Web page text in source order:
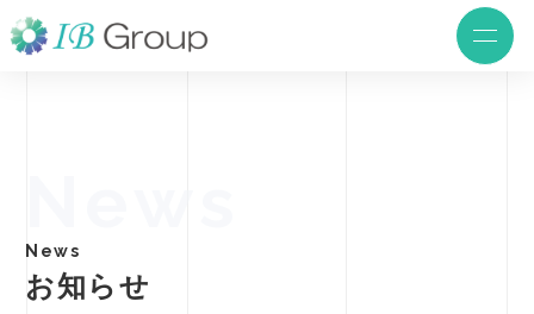
News
お知らせ